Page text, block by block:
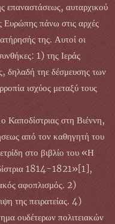
επαναστάσεως, αυταρχικού
πάνω στις αρχές
της. Αυτοί οι
1) της Ιεράς
δηλαδή τηε δέσμευσης των
ισχύος μεταξύ τους
Καποδίστριας στη Βιέννη,
από τον καθηγητή του
στο βιβλίο του «Η
1814-1821»[1],
αφοπλισμός. 2)
της πειρατείας. 4)
ουδέτερων πολιτειακών